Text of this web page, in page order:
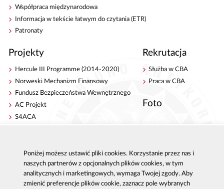
Współpraca międzynarodowa
Informacja w tekście łatwym do czytania (ETR)
Patronaty
Projekty
Hercule III Programme (2014-2020)
Norweski Mechanizm Finansowy
Fundusz Bezpieczeństwa Wewnętrznego
AC Projekt
S4ACA
Rekrutacja
Służba w CBA
Praca w CBA
Foto
Publikacje
Strategie antykorupcyjne
Platforma e-learningowa
Centrala CBA w Warszawie
Delegatury CBA
Zgłoś korupcję
Poniżej możesz ustawić pliki cookies. Korzystanie przez nas i
naszych partnerów z opcjonalnych plików cookies, w tym
analitycznych i marketingowych, wymaga Twojej zgody. Aby
zmienić preferencje plików cookie, zaznacz pole wybranych